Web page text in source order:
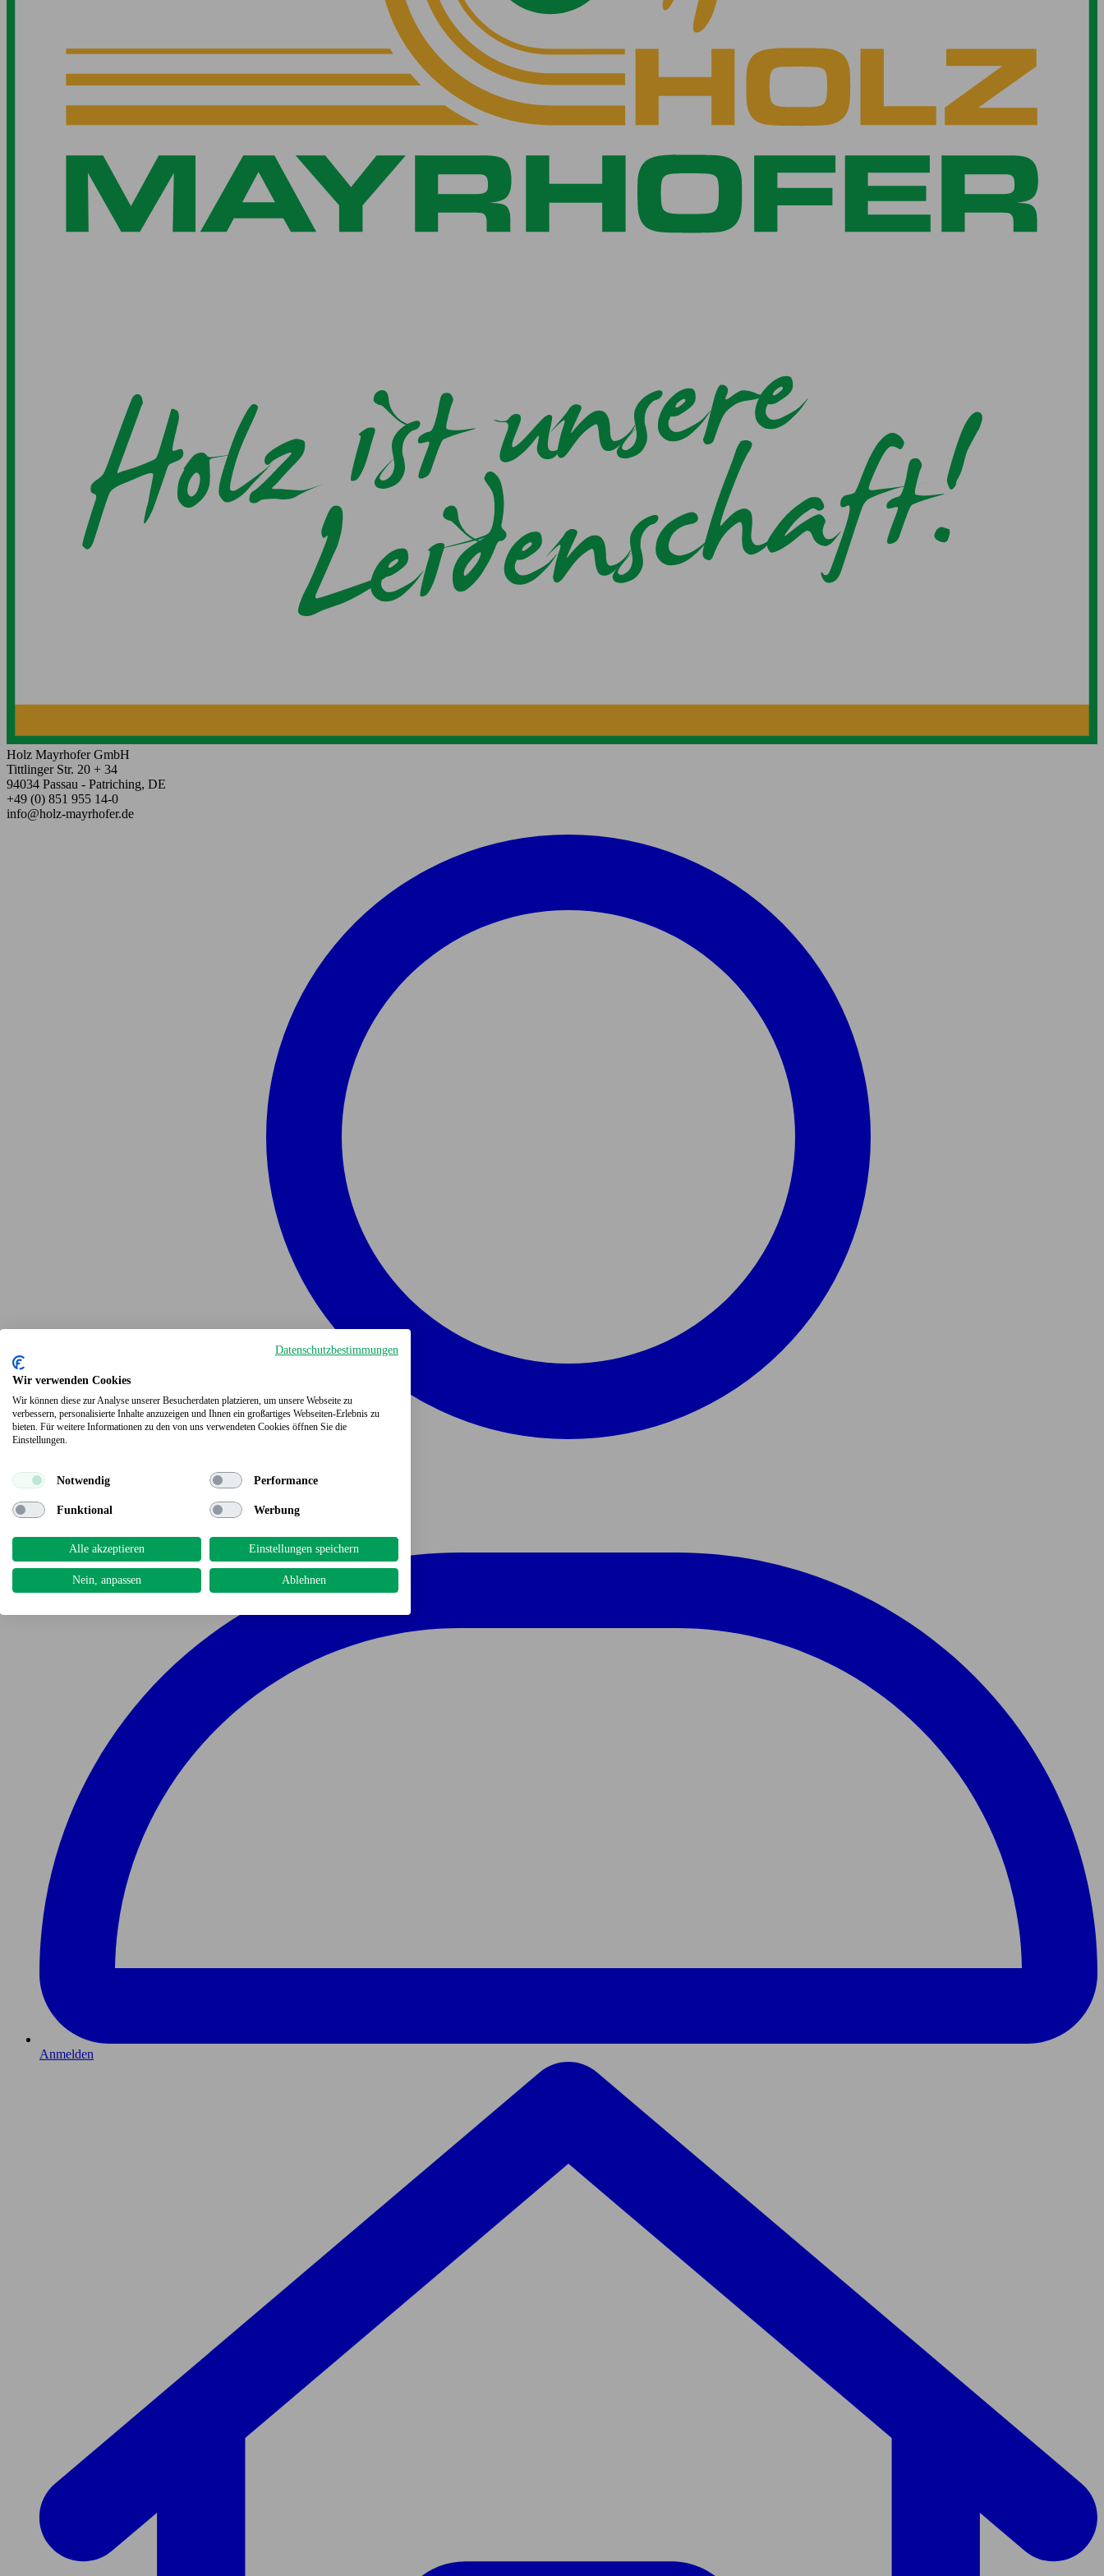
Holz Mayrhofer GmbH
Tittlinger Str. 20 + 34
94034 Passau - Patriching, DE
+49 (0) 851 955 14-0
info@holz-mayrhofer.de
Anmelden
Datenschutzbestimmungen
Wir verwenden Cookies
Wir können diese zur Analyse unserer Besucherdaten platzieren, um unsere Webseite zu
verbessern, personalisierte Inhalte anzuzeigen und Ihnen ein großartiges Webseiten-Erlebnis zu
bieten. Für weitere Informationen zu den von uns verwendeten Cookies öffnen Sie die
Einstellungen.
Notwendig Performance
Funktional Werbung
Alle akzeptieren Einstellungen speichern
Nein, anpassen Ablehnen